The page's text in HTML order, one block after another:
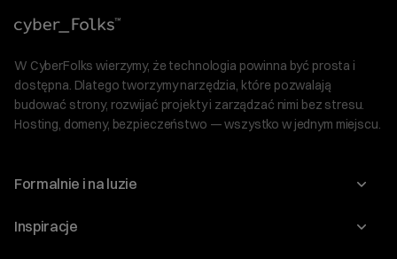
W CyberFolks wierzymy, że technologia powinna być prosta i
dostępna. Dlatego tworzymy narzędzia, które pozwalają
budować strony, rozwijać projekty i zarządzać nimi bez stresu.
Hosting, domeny, bezpieczeństwo — wszystko w jednym miejscu.
Formalnie i na luzie
O nas
Inspiracje